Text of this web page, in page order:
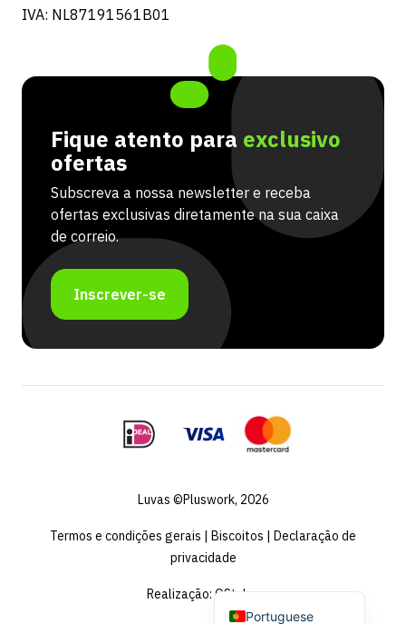
IVA: NL87191561B01
Fique atento para exclusivo
ofertas
Subscreva a nossa newsletter e receba
ofertas exclusivas diretamente na sua caixa
de correio.
Inscrever-se
Luvas ©Pluswork, 2026
Termos e condições gerais | Biscoitos | Declaração de
privacidade
Realização: QStylez
Portuguese
German
Swedish